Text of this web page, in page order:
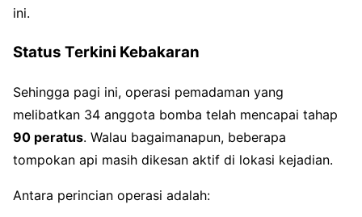
ini.
Status Terkini Kebakaran
Sehingga pagi ini, operasi pemadaman yang
melibatkan 34 anggota bomba telah mencapai tahap
90 peratus. Walau bagaimanapun, beberapa
tompokan api masih dikesan aktif di lokasi kejadian.
Antara perincian operasi adalah: